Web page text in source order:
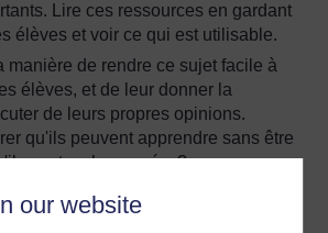
our website
Lire ces ressources en gardant
élèves et voir ce qui est utilisable.
de rendre ce sujet facile à
élèves, et de leur donner la
de leurs propres opinions.
qu'ils peuvent apprendre sans être
sont embarrassés ?
devons avoir des « règles »
d’un sujet aussi sensible ?